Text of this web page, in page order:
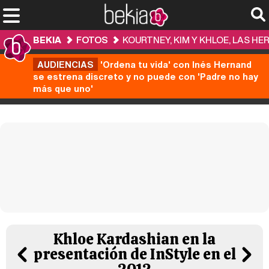
BEKIA FOTOS
KOURTNEY, KIM Y KHLOE, LAS
AUDIENCIAS 'Ordena tu vida' con Inés Hernand
se estrena discreto y no puede con 'Padre no hay
más que uno'
Khloe Kardashian en la
presentación de InStyle en el